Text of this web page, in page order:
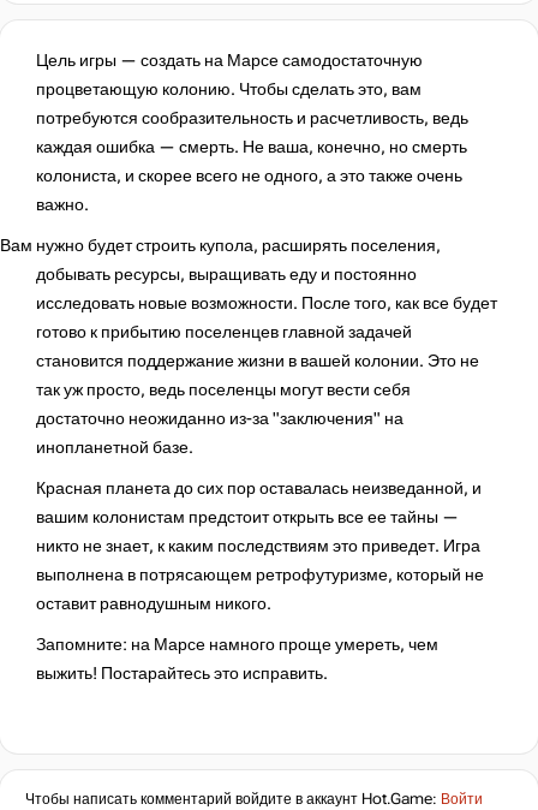
нет в наличии
Цель игры — создать на Марсе самодостаточную
процветающую колонию. Чтобы сделать это, вам
потребуются сообразительность и расчетливость, ведь
каждая ошибка — смерть. Не ваша, конечно, но смерть
колониста, и скорее всего не одного, а это также очень
важно.
Вам нужно будет строить купола, расширять поселения,
добывать ресурсы, выращивать еду и постоянно
исследовать новые возможности. После того, как все будет
готово к прибытию поселенцев главной задачей
становится поддержание жизни в вашей колонии. Это не
так уж просто, ведь поселенцы могут вести себя
достаточно неожиданно из-за "заключения" на
инопланетной базе.
Красная планета до сих пор оставалась неизведанной, и
вашим колонистам предстоит открыть все ее тайны —
никто не знает, к каким последствиям это приведет. Игра
выполнена в потрясающем ретрофутуризме, который не
оставит равнодушным никого.
Запомните: на Марсе намного проще умереть, чем
выжить! Постарайтесь это исправить.
Чтобы написать комментарий войдите в аккаунт Hot.Game: Войти